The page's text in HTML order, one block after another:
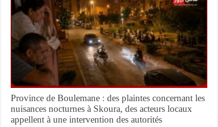
Province de Boulemane : des plaintes concernant les
nuisances nocturnes à Skoura, des acteurs locaux
appellent à une intervention des autorités